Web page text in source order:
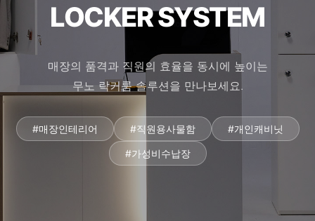
LOCKER SYSTEM
매장의 품격과 직원의 효율을 동시에 높이는
무노 락커룸 솔루션을 만나보세요.
#매장인테리어 #직원용사물함 #개인캐비닛
#가성비수납장